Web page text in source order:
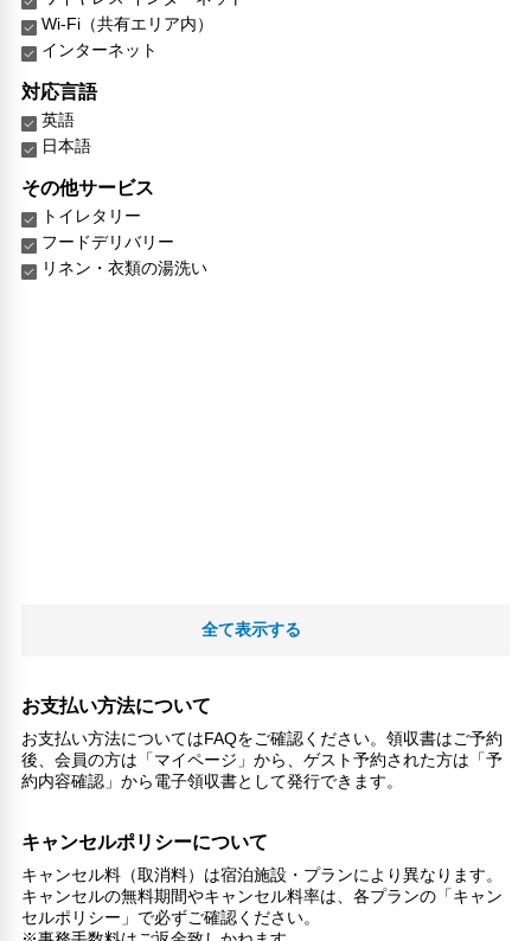
Wi-Fi（共有エリア内）
インターネット
対応言語
英語
日本語
その他サービス
トイレタリー
フードデリバリー
リネン・衣類の湯洗い
全て表示する
お支払い方法について
お支払い方法についてはFAQをご確認ください。領収書はご予約
後、会員の方は「マイページ」から、ゲスト予約された方は「予
約内容確認」から電子領収書として発行できます。
キャンセルポリシーについて
キャンセル料（取消料）は宿泊施設・プランにより異なります。
キャンセルの無料期間やキャンセル料率は、各プランの「キャン
セルポリシー」で必ずご確認ください。